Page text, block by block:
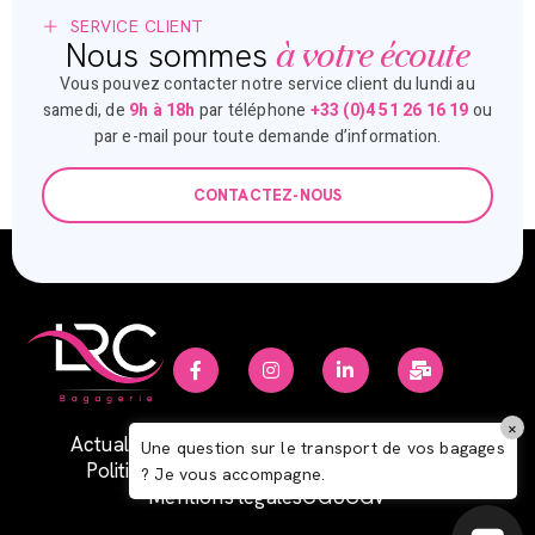
SERVICE CLIENT
Nous sommes à votre écoute
Vous pouvez contacter notre service client du lundi au
samedi, de 9h à 18h par téléphone +33 (0)4 51 26 16 19ou
par e-mail pour toute demande d’information.
CONTACTEZ-NOUS
ActualitésAnnuaire office de tourismeF.A.Q
Politique de confidentialité
Mentions légalesCGUCGV
Une question sur le transport de vos bagages
? Je vous accompagne.
×
Español